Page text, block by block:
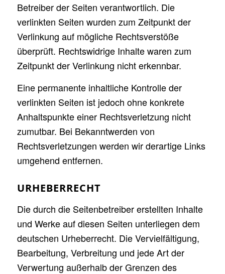
Betreiber der Seiten verantwortlich. Die
verlinkten Seiten wurden zum Zeitpunkt der
Verlinkung auf mögliche Rechtsverstöße
überprüft. Rechtswidrige Inhalte waren zum
Zeitpunkt der Verlinkung nicht erkennbar.
Eine permanente inhaltliche Kontrolle der
verlinkten Seiten ist jedoch ohne konkrete
Anhaltspunkte einer Rechtsverletzung nicht
zumutbar. Bei Bekanntwerden von
Rechtsverletzungen werden wir derartige Links
umgehend entfernen.
URHEBERRECHT
Die durch die Seitenbetreiber erstellten Inhalte
und Werke auf diesen Seiten unterliegen dem
deutschen Urheberrecht. Die Vervielfältigung,
Bearbeitung, Verbreitung und jede Art der
Verwertung außerhalb der Grenzen des